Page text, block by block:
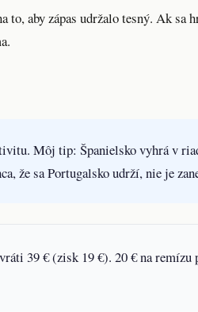
to, aby zápas udržalo tesný. Ak sa
Môj tip: Španielsko vyhrá v
že sa Portugalsko udrží, nie je
39 € (zisk 19 €). 20 € na